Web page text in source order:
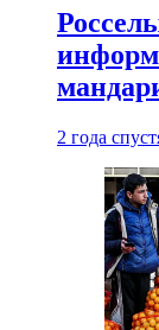
2 года